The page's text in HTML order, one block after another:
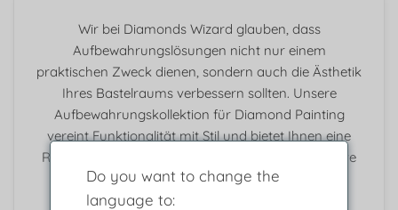
Wir bei Diamonds Wizard glauben, dass
Aufbewahrungslösungen nicht nur einem
praktischen Zweck dienen, sondern auch die Ästhetik
Ihres Bastelraums verbessern sollten. Unsere
Aufbewahrungskollektion für Diamond Painting
vereint Funktionalität mit Stil und bietet Ihnen eine
Reihe von Optionen, die sich nahtlos in Ihre kreative
Umgebung einfügen.
Do you want to change the
language to: